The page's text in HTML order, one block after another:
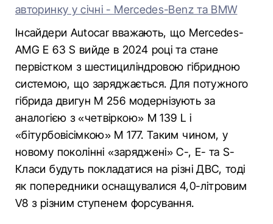
авторинку у січні - Mercedes-Benz та BMW
Інсайдери Autocar вважають, що Mercedes-
AMG E 63 S вийде в 2024 році та стане
первістком з шестициліндровою гібридною
системою, що заряджається. Для потужного
гібрида двигун M 256 модернізують за
аналогією з «четвіркою» M 139 L і
«бітурбовісімкою» M 177. Таким чином, у
новому поколінні «заряджені» C-, E- та S-
Класи будуть покладатися на різні ДВС, тоді
як попередники оснащувалися 4,0-літровим
V8 з різним ступенем форсування.